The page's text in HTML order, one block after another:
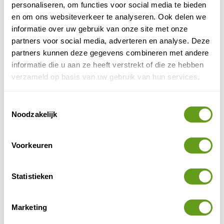
personaliseren, om functies voor social media te bieden
en om ons websiteverkeer te analyseren. Ook delen we
informatie over uw gebruik van onze site met onze
partners voor social media, adverteren en analyse. Deze
partners kunnen deze gegevens combineren met andere
informatie die u aan ze heeft verstrekt of die ze hebben
verzameld op basis van uw gebruik van hun services.
Noodzakelijk
Voorkeuren
Statistieken
Marketing
vakantielanden in de wereld. De enorme
diversiteit aan landschappen, het afwisselende
klimaat, de schone...
BEKIJK
Italië
De natuur in Italië is veelzijdig en mooi... Alle
Na enkele knotsgekke dagen in de pretparken van
Orlando of het bruisende Miami is het heerlijk om